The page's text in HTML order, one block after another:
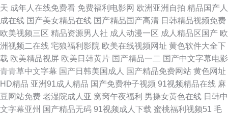
天 成年人在线免费看 免费福利电影网 欧洲亚洲自拍 精品国产人
成在线 国产美女精品在线 国产精品国产高清 日韩精品视频免费
欧美视频三区 精品资源男人社 成人动漫一区 成人精品区国产 欧
洲视频二在线 宅狼福利影院 欧美在线视频网址 黄色软件大全下
载 欧美精品视屏 欧美日韩黄片 国产精品一二 国产中文字幕电影
青青草中文字幕 国产日韩美国成人 国产精品免费网站 黄色网址
HD精品 亚洲91成人精品 国产免费种子视频 91视频精品在线 麻
豆网站免费 老湿院成人亚 窝窉午夜福利 男操女黄色在线 日韩中
文字幕亚州 国产精品无码 91视频成人下载 蜜桃福利视频51 毛